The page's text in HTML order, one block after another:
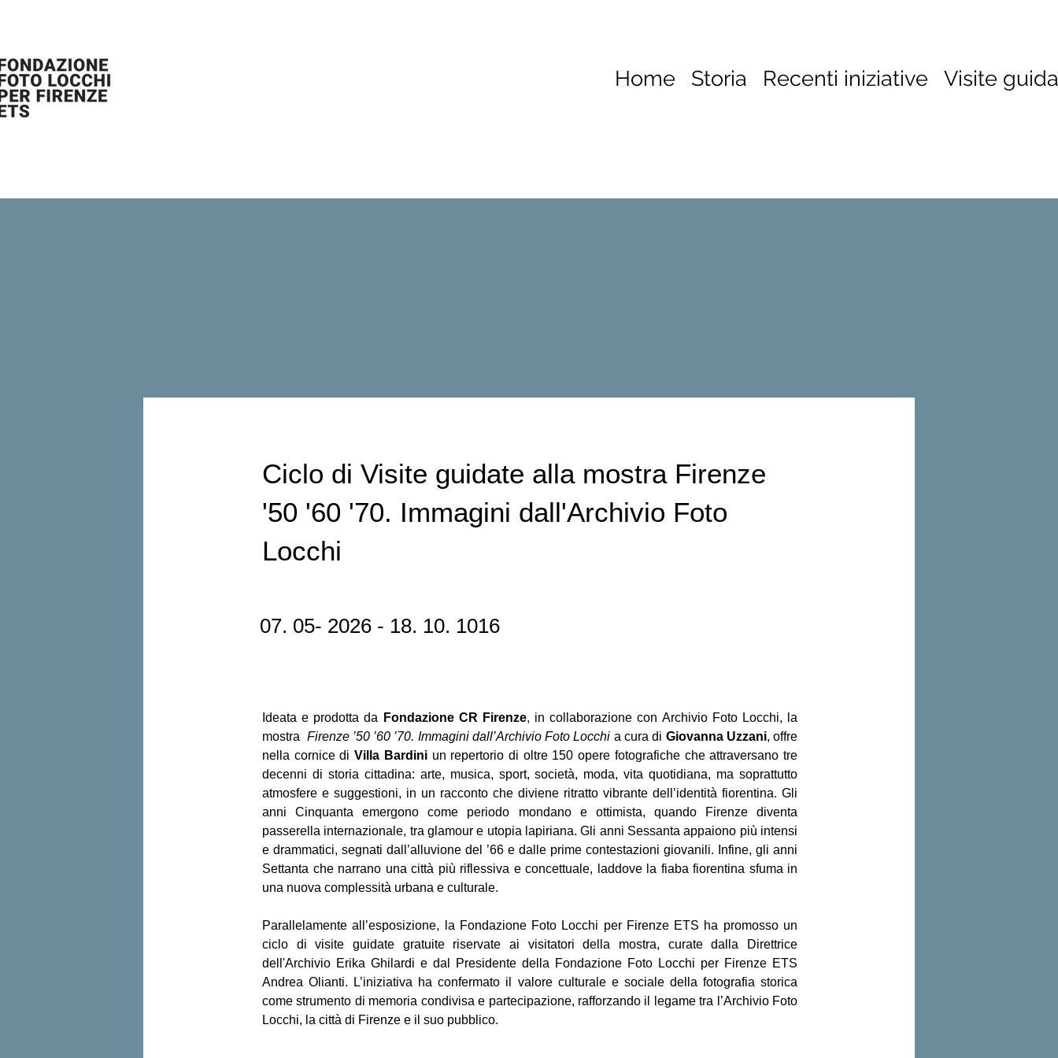
Home Storia Recenti iniziative Visite
Ciclo di Visite guidate alla mostra Firenze
'50 '60 '70. Immagini dall'Archivio Foto
Locchi
07. 05- 2026 - 18. 10. 1016
Ideata e prodotta da Fondazione CR Firenze, in collaborazione con Archivio Foto Locchi, la
mostra Firenze ’50 ’60 ’70. Immagini dall’Archivio Foto Locchi a cura di Giovanna Uzzani, offre
nella cornice di Villa Bardini un repertorio di oltre 150 opere fotografiche che attraversano tre
decenni di storia cittadina: arte, musica, sport, società, moda, vita quotidiana, ma soprattutto
atmosfere e suggestioni, in un racconto che diviene ritratto vibrante dell’identità fiorentina. Gli
anni Cinquanta emergono come periodo mondano e ottimista, quando Firenze diventa
passerella internazionale, tra glamour e utopia lapiriana. Gli anni Sessanta appaiono più intensi
e drammatici, segnati dall’alluvione del ’66 e dalle prime contestazioni giovanili. Infine, gli anni
Settanta che narrano una città più riflessiva e concettuale, laddove la fiaba fiorentina sfuma in
una nuova complessità urbana e culturale.
Parallelamente all’esposizione, la Fondazione Foto Locchi per Firenze ETS ha promosso un
ciclo di visite guidate gratuite riservate ai visitatori della mostra, curate dalla Direttrice
dell'Archivio Erika Ghilardi e dal Presidente della Fondazione Foto Locchi per Firenze ETS
Andrea Olianti. L’iniziativa ha confermato il valore culturale e sociale della fotografia storica
come strumento di memoria condivisa e partecipazione, rafforzando il legame tra l’Archivio Foto
Locchi, la città di Firenze e il suo pubblico.